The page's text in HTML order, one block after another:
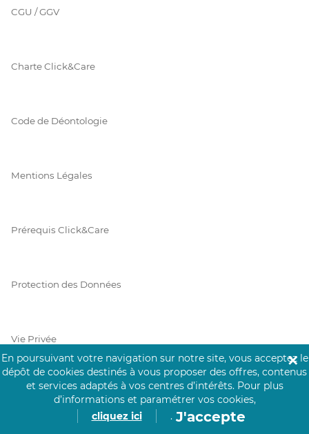
CGU / GGV
Charte Click&Care
Code de Déontologie
Mentions Légales
Prérequis Click&Care
Protection des Données
Vie Privée
PAIEMENT SÉCURISÉ
La collecte de vos informations de carte bancaire est cryptée
En poursuivant votre navigation sur notre site, vous acceptez le
dépôt de cookies destinés à vous proposer des offres, contenus
et services adaptés à vos centres d’intérêts. Pour plus
d’informations et paramétrer vos cookies,
cliquez ici
. J'accepte
✕